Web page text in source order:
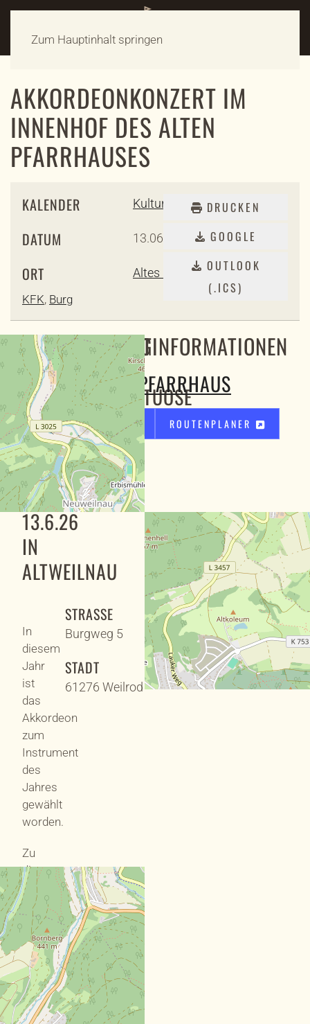
Zum Hauptinhalt springen
AKKORDEONKONZERT IM
INNENHOF DES ALTEN
PFARRHAUSES
KALENDER Kultur- und Förderkreis
DATUM 13.06.2026 17:00 - 19:00
ORT Altes Pfarrhaus
KFK, Burg
DRUCKEN
GOOGLE
(.ICS)
BESCHREIBUNG
AKKORDEONVIRTUOSE
SERGEY
SADOVOY
SPIELT
AM
13.6.26
IN
ALTWEILNAU
In
diesem
Jahr
ist
das
Akkordeon
zum
Instrument
des
Jahres
gewählt
worden.
Zu
diesem
Anlass
hat
der
Kultur-
und
Förderkreis
Burg
Altweilnau
STANDORTINFORMATIONEN
ALTES PFARRHAUS
KARTE ROUTENPLANER
STRASSE
Burgweg 5
STADT
61276 Weilrod